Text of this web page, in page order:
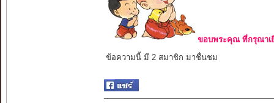
ขอบพระคุณ ที่กรุณาเ
ข้อความนี้ มี 2 สมาชิก มาชื่นชม